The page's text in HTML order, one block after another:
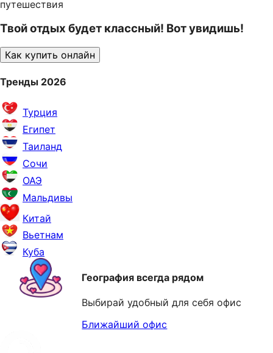
путешествия
Твой отдых будет классный! Вот увидишь!
Как купить онлайн
Тренды 2026
Турция
Египет
Таиланд
Сочи
ОАЭ
Мальдивы
Китай
Вьетнам
Куба
География всегда рядом
Выбирай удобный для себя офис
Ближайший офис